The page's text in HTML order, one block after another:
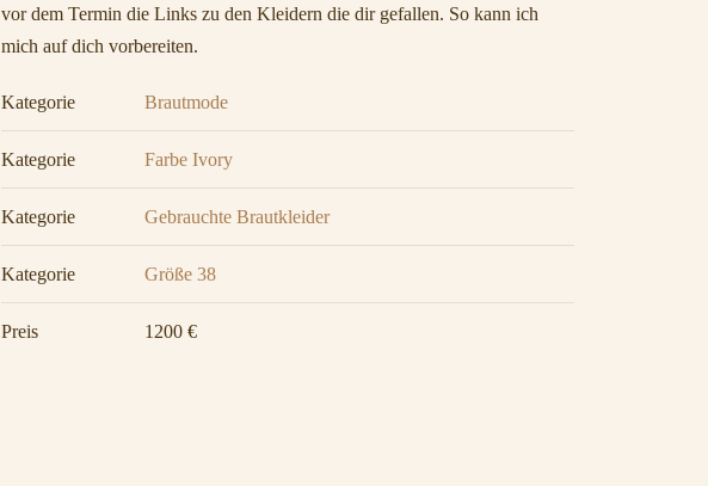
vor dem Termin die Links zu den Kleidern die dir gefallen. So kann ich
mich auf dich vorbereiten.
Kategorie Brautmode
Kategorie Farbe Ivory
Kategorie Gebrauchte Brautkleider
Kategorie Größe 38
Preis 1200 €